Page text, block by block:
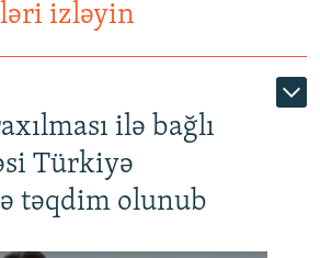
izləyin
ilə bağlı
Türkiyə
təqdim olunub